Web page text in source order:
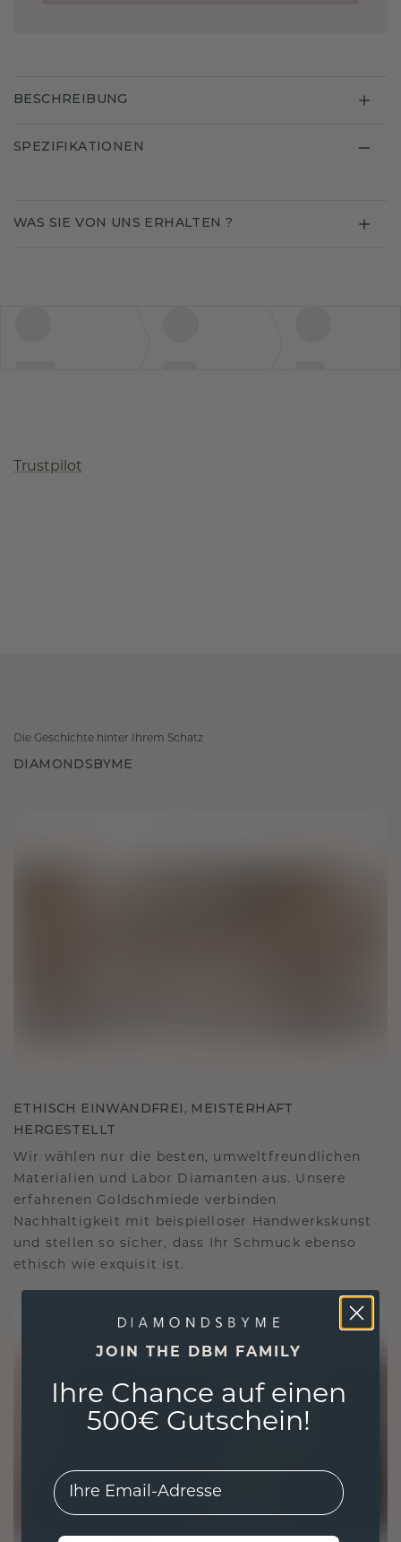
BESCHREIBUNG
SPEZIFIKATIONEN
WAS SIE VON UNS ERHALTEN ?
Trustpilot
Die Geschichte hinter Ihrem Schatz
DIAMONDSBYME
ETHISCH EINWANDFREI, MEISTERHAFT
HERGESTELLT
Wir wählen nur die besten, umweltfreundlichen
Materialien und Labor Diamanten aus. Unsere
erfahrenen Goldschmiede verbinden
Nachhaltigkeit mit beispielloser Handwerkskunst
und stellen so sicher, dass Ihr Schmuck ebenso
ethisch wie exquisit ist.
JOIN THE DBM FAMILY
Ihre Chance auf einen
500€ Gutschein!
EMail